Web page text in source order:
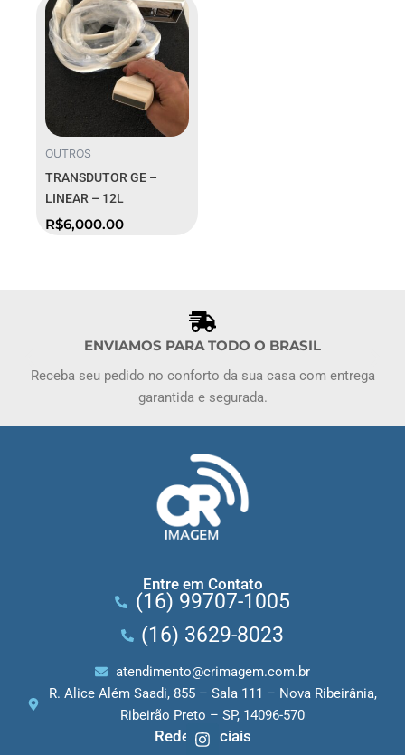
OUTROS
TRANSDUTOR GE –
LINEAR – 12L
R$6,000.00
ENVIAMOS PARA TODO O BRASIL
Receba seu pedido no conforto da sua casa com entrega
garantida e segurada.
Entre em Contato
(16) 99707-1005
(16) 3629-8023
atendimento@crimagem.com.br
R. Alice Além Saadi, 855 – Sala 111 – Nova Ribeirânia,
Ribeirão Preto – SP, 14096-570
Redes Sociais